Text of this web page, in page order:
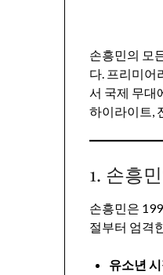
손흥민의 모
다. 프리미어
서 국제 무대
하이라이트,
1. 손흥
손흥민은
절부터 엄격
유소년